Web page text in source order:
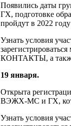
Появились даты
ГХ, подготовке
пройдут в 2022
Узнать условия
КОНТАКТЫ, а также
19 января.
Открыта
ВЭЖХ-МС и ГХ,
Узнать условия